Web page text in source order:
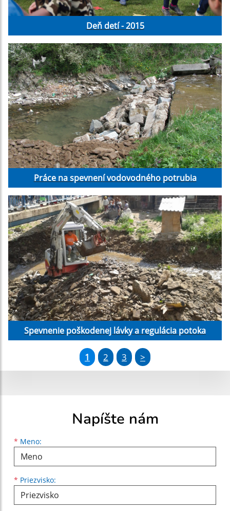
Deň detí - 2015
Práce na spevnení vodovodného potrubia
Spevnenie poškodenej lávky a regulácia potoka
1 2 3 >
Napíšte nám
* Meno:
Meno
* Priezvisko:
Priezvisko
E-mailová adresa